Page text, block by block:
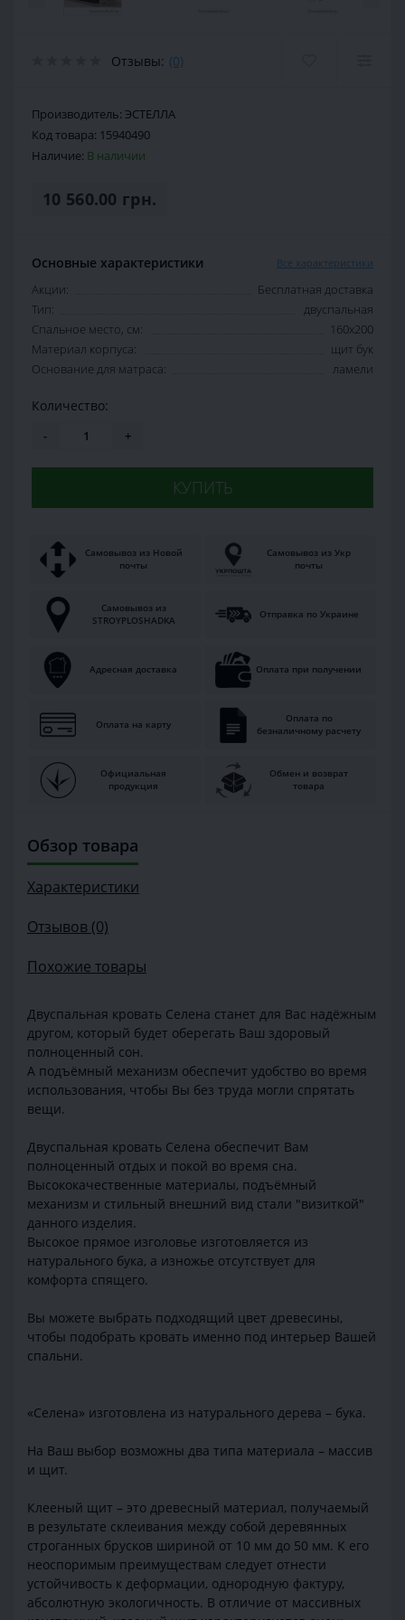
Отзывы: (0)
Производитель: ЭСТЕЛЛА
Код товара: 15940490
Наличие: В наличии
10 560.00 грн.
Основные характеристики Все характеристики
Акции:
Бесплатная доставка
Тип:
двуспальная
Спальное место, см:
160х200
Материал корпуса:
щит бук
Основание для матраса:
ламели
Количество:
- +
КУПИТЬ
Самовывоз из Новой
почты
Самовывоз из Укр
почты
Самовывоз из
STROYPLOSHADKA
Отправка по Украине
Адресная доставка Оплата при получении
Оплата на карту
Оплата по
безналичному расчету
Официальная
продукция
Обмен и возврат
товара
Обзор товара
Характеристики
Отзывов (0)
Похожие товары
Двуспальная кровать Селена станет для Вас надёжным
другом, который будет оберегать Ваш здоровый
полноценный сон.
А подъёмный механизм обеспечит удобство во время
использования, чтобы Вы без труда могли спрятать
вещи.
Двуспальная кровать Селена обеспечит Вам
полноценный отдых и покой во время сна.
Высококачественные материалы, подъёмный
механизм и стильный внешний вид стали "визиткой"
данного изделия.
Высокое прямое изголовье изготовляется из
натурального бука, а изножье отсутствует для
комфорта спящего.
Вы можете выбрать подходящий цвет древесины,
чтобы подобрать кровать именно под интерьер Вашей
спальни.
«Селена» изготовлена из натурального дерева – бука.
На Ваш выбор возможны два типа материала – массив
и щит.
Клееный щит – это древесный материал, получаемый
в результате склеивания между собой деревянных
строганных брусков шириной от 10 мм до 50 мм. К его
неоспоримым преимуществам следует отнести
устойчивость к деформации, однородную фактуру,
абсолютную экологичность. В отличие от массивных